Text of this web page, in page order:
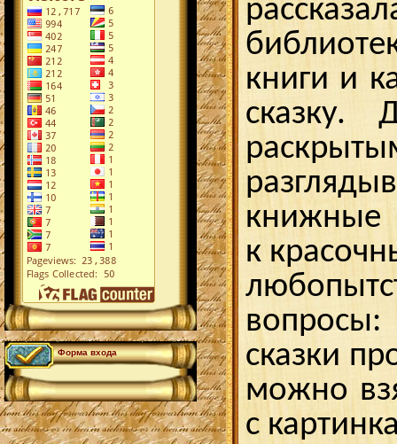
Форма входа
книги и
сказку.
книжные
к
сказки
можно
с